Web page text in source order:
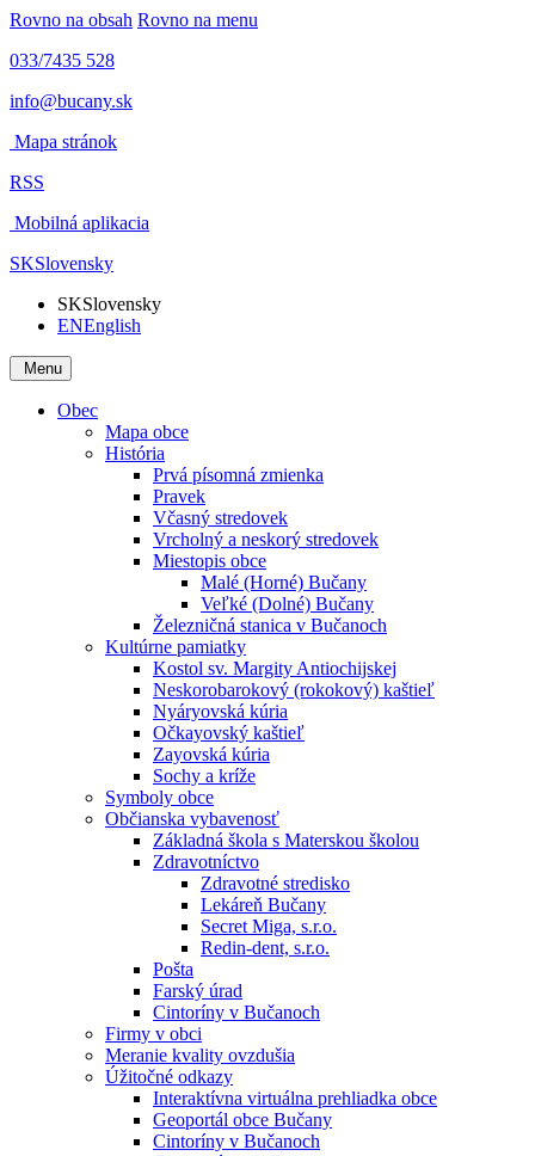
Rovno na obsah Rovno na menu
033/7435 528
info@bucany.sk
Mapa stránok
RSS
Mobilná aplikacia
SKSlovensky
SKSlovensky
ENEnglish
Menu
Obec
Mapa obce
História
Prvá písomná zmienka
Pravek
Včasný stredovek
Vrcholný a neskorý stredovek
Miestopis obce
Malé (Horné) Bučany
Veľké (Dolné) Bučany
Železničná stanica v Bučanoch
Kultúrne pamiatky
Kostol sv. Margity Antiochijskej
Neskorobarokový (rokokový) kaštieľ
Nyáryovská kúria
Očkayovský kaštieľ
Zayovská kúria
Sochy a kríže
Symboly obce
Občianska vybavenosť
Základná škola s Materskou školou
Zdravotníctvo
Zdravotné stredisko
Lekáreň Bučany
Secret Miga, s.r.o.
Redin-dent, s.r.o.
Pošta
Farský úrad
Cintoríny v Bučanoch
Firmy v obci
Meranie kvality ovzdušia
Úžitočné odkazy
Interaktívna virtuálna prehliadka obce
Geoportál obce Bučany
Cintoríny v Bučanoch